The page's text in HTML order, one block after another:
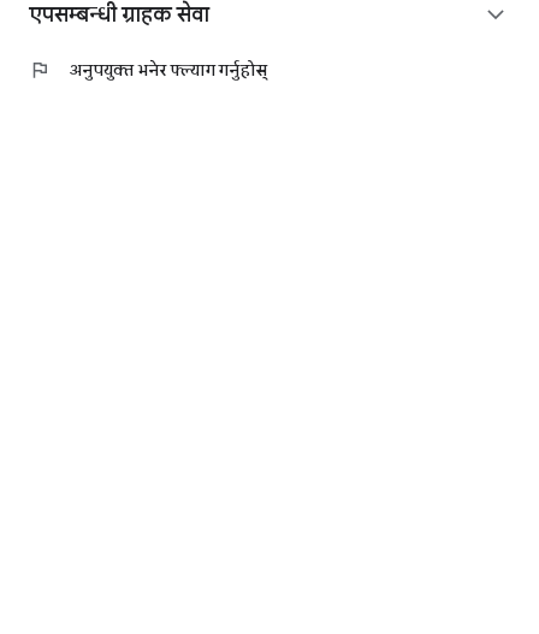
एपसम्बन्धी ग्राहक सेवा expand_more
flag अनुपयुक्त भनेर फ्ल्याग गर्नुहोस्